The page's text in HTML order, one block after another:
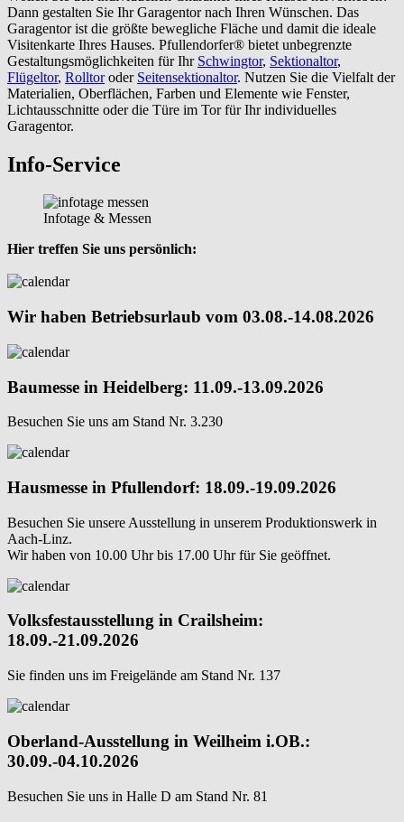
Dann gestalten Sie Ihr Garagentor nach Ihren Wünschen. Das
Garagentor ist die größte bewegliche Fläche und damit die ideale
Visitenkarte Ihres Hauses. Pfullendorfer® bietet unbegrenzte
Gestaltungsmöglichkeiten für Ihr Schwingtor, Sektionaltor,
Flügeltor, Rolltoroder Seitensektionaltor. Nutzen Sie die Vielfalt der
Materialien, Oberflächen, Farben und Elemente wie Fenster,
Lichtausschnitte oder die Türe im Tor für Ihr individuelles
Garagentor.
Info-Service
Infotage & Messen
Hier treffen Sie uns persönlich:
Wir haben Betriebsurlaub vom 03.08.-14.08.2026
Baumesse in Heidelberg: 11.09.-13.09.2026
Besuchen Sie uns am Stand Nr. 3.230
Hausmesse in Pfullendorf: 18.09.-19.09.2026
Besuchen Sie unsere Ausstellung in unserem Produktionswerk in
Aach-Linz.
Wir haben von 10.00 Uhr bis 17.00 Uhr für Sie geöffnet.
Volksfestausstellung in Crailsheim:
18.09.-21.09.2026
Sie finden uns im Freigelände am Stand Nr. 137
Oberland-Ausstellung in Weilheim i.OB.:
30.09.-04.10.2026
Besuchen Sie uns in Halle D am Stand Nr. 81